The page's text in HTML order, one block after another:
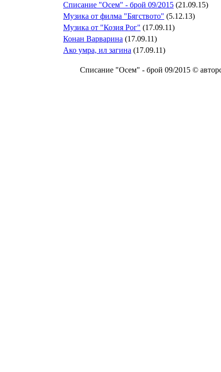
Списание "Осем" - брой 09/2015 (21.09.15)
Музика от филма "Бягството" (5.12.13)
Музика от "Козия Рог" (17.09.11)
Конан Варварина (17.09.11)
Aко умра, ил загина (17.09.11)
Списание "Осем" - брой 09/2015 ©